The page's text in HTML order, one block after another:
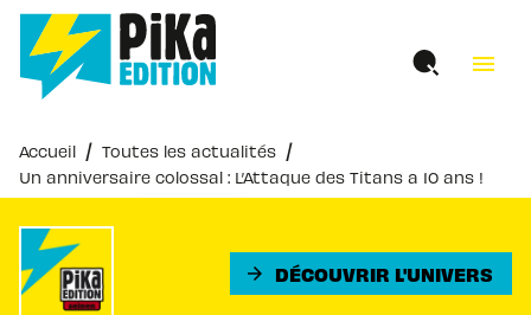
MENU RECHERCHE
PIED DE PAGE
menu
Accueil / Toutes les actualités /
Un anniversaire colossal : L’Attaque des Titans a 10 ans !
arrow_forward DÉCOUVRIR L'UNIVERS